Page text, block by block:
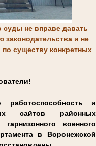
не вправе давать
и не
существу конкретных
и
сайтов районных
военного
в Воронежской